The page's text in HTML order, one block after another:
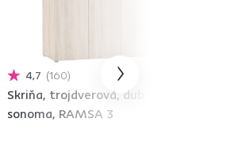
4,7 160
Skriňa, trojdverová, dub
sonoma, RAMSA 3